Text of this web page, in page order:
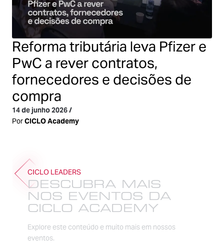
Reforma tributária leva Pfizer e
PwC a rever contratos,
fornecedores e decisões de
compra
14 de junho 2026/
PorCICLO Academy
CICLO LEADERS
DESCUBRA MAIS
NOS EVENTOS DA
CICLO ACADEMY
Explore este conteúdo e muito mais em nossos
eventos.